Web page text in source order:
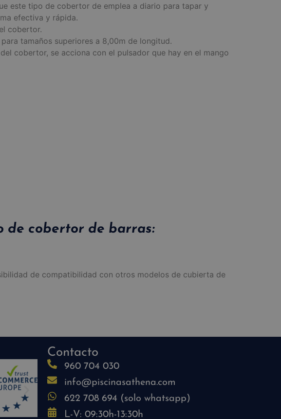
este tipo de cobertor de emplea a diario para tapar y
efectiva y rápida.
cobertor.
tamaños superiores a 8,00m de longitud.
cobertor, se acciona con el pulsador que hay en el mango
de cobertor de barras:
de compatibilidad con otros modelos de cubierta de
Contacto
960 704 030
info@piscinasathena.com
622 708 694 (solo whatsapp)
L-V: 09:30h-13:30h